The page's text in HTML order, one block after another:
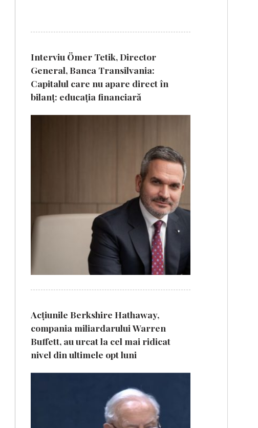
Interviu Ömer Tetik, Director
General, Banca Transilvania:
Capitalul care nu apare direct în
bilanț: educația financiară
Acțiunile Berkshire Hathaway,
compania miliardarului Warren
Buffett, au urcat la cel mai ridicat
nivel din ultimele opt luni